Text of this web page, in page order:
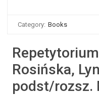
Category: Books
Rosińska,
podst/rozsz.